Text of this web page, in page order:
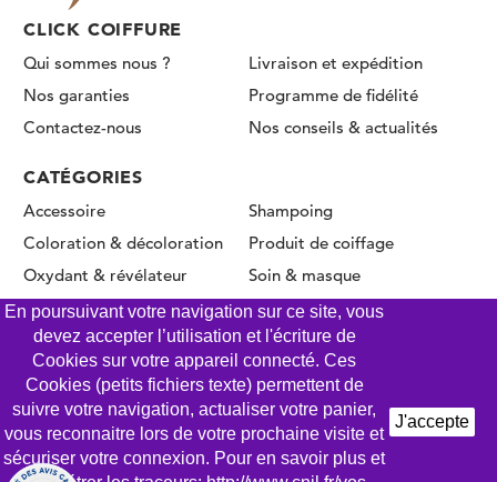
CLICK COIFFURE
Qui sommes nous ?
Livraison et expédition
Nos garanties
Programme de fidélité
Contactez-nous
Nos conseils & actualités
CATÉGORIES
Accessoire
Coloration & décoloration
Oxydant & révélateur
Permanente & Lissage
Shampoing
Produit de coiffage
Soin & masque
En poursuivant votre navigation sur ce site, vous
devez accepter l’utilisation et l'écriture de
Cookies sur votre appareil connecté. Ces
Cookies (petits fichiers texte) permettent de
suivre votre navigation, actualiser votre panier,
vous reconnaitre lors de votre prochaine visite et
sécuriser votre connexion. Pour en savoir plus et
J'accepte
© CLICK COIFFURE 2026 - Tous droits réservés
Mentions légales
Conditions Générales de Vente
Gestion des Cookies
Politique de confidentialité